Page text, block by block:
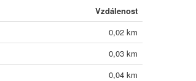
Vzdálenost
0,02 km
0,03 km
0,04 km